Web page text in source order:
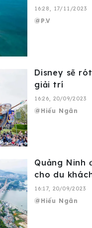
16:28, 17/11/2023
P.V
Disney sẽ
giải trí
16:26, 20/09/2023
Hiếu Ngân
Quảng Ninh
cho du
16:17, 20/09/2023
Hiếu Ngân